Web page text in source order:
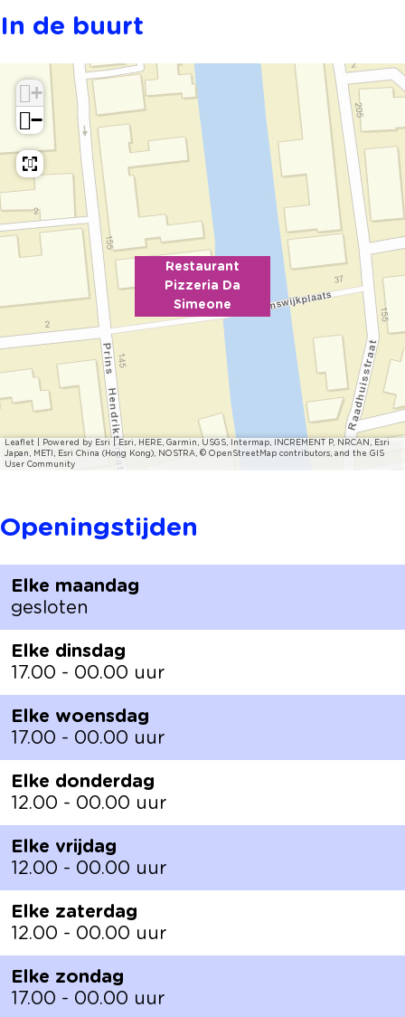
i
e
o
a
i
e
o
n
e
D
S
m
o
n
e
S
i
e
o
n
e
a
a
i
m
e
In de buurt
Restaurant
Pizzeria Da
Simeone
+
−
Leaflet
Powered by Esri | Esri, HERE, Garmin, USGS, Intermap, INCREMENT P, NRCAN, Esri
Japan, METI, Esri China (Hong Kong), NOSTRA, © OpenStreetMap contributors, and the GIS
User Community
Openingstijden
Elke maandag
gesloten
Elke dinsdag
17.00 - 00.00 uur
Elke woensdag
17.00 - 00.00 uur
Elke donderdag
12.00 - 00.00 uur
Elke vrijdag
12.00 - 00.00 uur
Elke zaterdag
12.00 - 00.00 uur
Elke zondag
17.00 - 00.00 uur